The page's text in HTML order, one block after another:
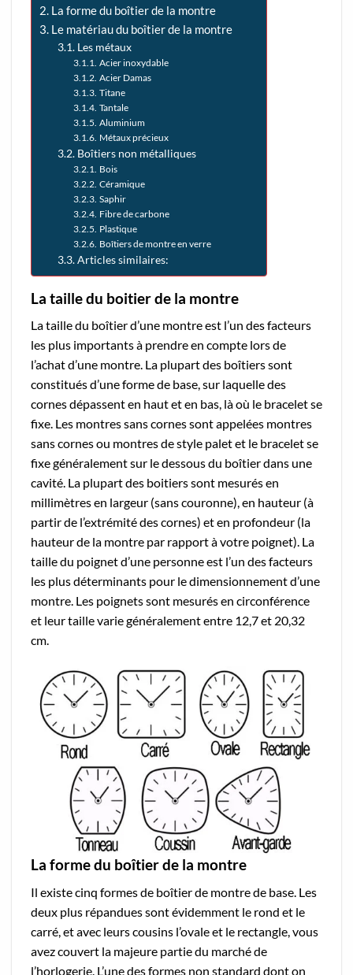
La forme du boîtier de la montre
Le matériau du boîtier de la montre
Les métaux
Acier inoxydable
Acier Damas
Titane
Tantale
Aluminium
Métaux précieux
Boîtiers non métalliques
Bois
Céramique
Saphir
Fibre de carbone
Plastique
Boîtiers de montre en verre
Articles similaires:
La taille du boitier de la montre
La taille du boîtier d’une montre est l’un des facteurs
les plus importants à prendre en compte lors de
l’achat d’une montre. La plupart des boîtiers sont
constitués d’une forme de base, sur laquelle des
cornes dépassent en haut et en bas, là où le bracelet se
fixe. Les montres sans cornes sont appelées montres
sans cornes ou montres de style palet et le bracelet se
fixe généralement sur le dessous du boîtier dans une
cavité. La plupart des boitiers sont mesurés en
millimètres en largeur (sans couronne), en hauteur (à
partir de l’extrémité des cornes) et en profondeur (la
hauteur de la montre par rapport à votre poignet). La
taille du poignet d’une personne est l’un des facteurs
les plus déterminants pour le dimensionnement d’une
montre. Les poignets sont mesurés en circonférence
et leur taille varie généralement entre 12,7 et 20,32
cm.
La forme du boîtier de la montre
Il existe cinq formes de boîtier de montre de base. Les
deux plus répandues sont évidemment le rond et le
carré, et avec leurs cousins l’ovale et le rectangle, vous
avez couvert la majeure partie du marché de
l’horlogerie. L’une des formes non standard dont on